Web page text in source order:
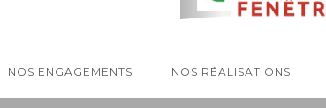
NOS ENGAGEMENTS NOS RÉALISATIONS